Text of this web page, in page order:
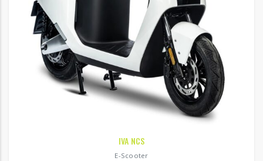
IVA NCS
E-Scooter